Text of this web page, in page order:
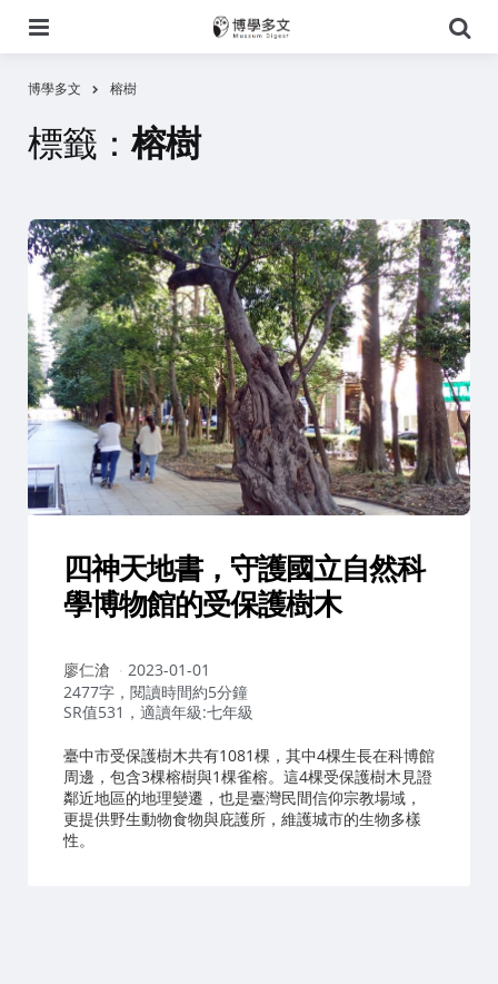
尋
博學多文 榕樹
標籤： 榕樹
四神天地書，守護國立自然科
學博物館的受保護樹木
作
者：
廖仁滄
2023-01-01
2477字，閱讀時間約5分鐘
SR值531，適讀年級:七年級
臺中市受保護樹木共有1081棵，其中4棵生長在科博館
周邊，包含3棵榕樹與1棵雀榕。這4棵受保護樹木見證
鄰近地區的地理變遷，也是臺灣民間信仰宗教場域，
更提供野生動物食物與庇護所，維護城市的生物多樣
性。